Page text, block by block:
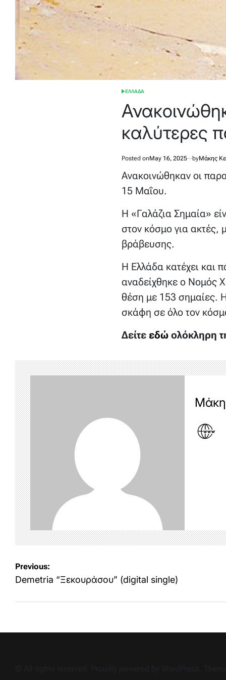
POSTED
ΕΛΛΑΔΑ
καλύτερες
Posted onMay 16, 2025 byΜάκης
Ανακοινώθηκαν οι
15 Μαΐου.
Η «Γαλάζια Σημαία»
στον κόσμο για ακτές,
βράβευσης.
Η Ελλάδα κατέχει και
αναδείχθηκε ο Νομός
θέση με 153 σημαίες.
σκάφη σε όλο τον
Δείτε εδώολόκληρη
Post
navigation
Previous:
Demetria “Ξεκουράσου” (digital single)